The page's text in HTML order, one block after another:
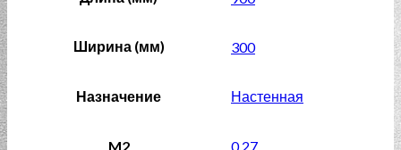
Ширина (мм) 300
Назначение Настенная
M2 0,27